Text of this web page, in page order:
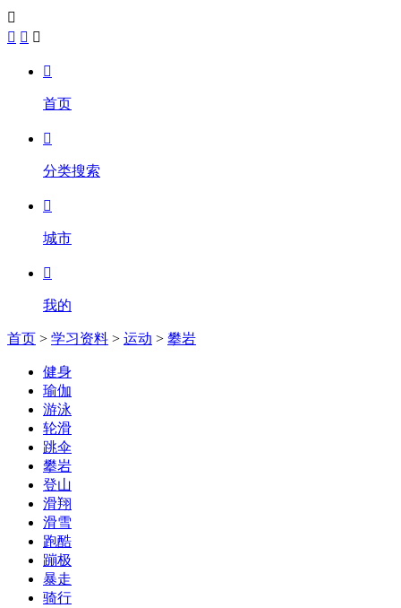

  

首页

分类搜索

城市

我的
首页 > 学习资料 > 运动 > 攀岩
健身
瑜伽
游泳
轮滑
跳伞
攀岩
登山
滑翔
滑雪
跑酷
蹦极
暴走
骑行